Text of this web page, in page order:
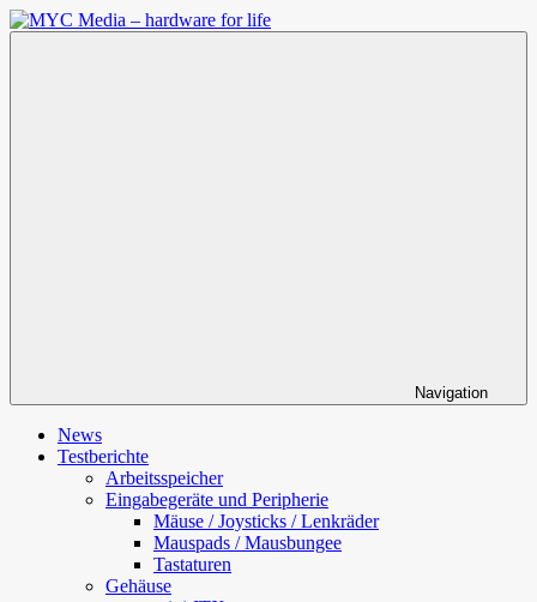
Zum
Inhalt
Navigation
News
Testberichte
Arbeitsspeicher
Eingabegeräte und Peripherie
Mäuse / Joysticks / Lenkräder
Mauspads / Mausbungee
Tastaturen
Gehäuse